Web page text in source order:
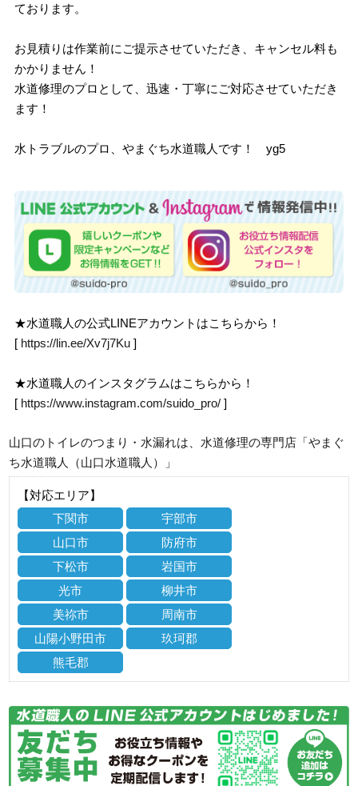
ております。
お見積りは作業前にご提示させていただき、キャンセル料も
かかりません！
水道修理のプロとして、迅速・丁寧にご対応させていただき
ます！
水トラブルのプロ、やまぐち水道職人です！ yg5
★水道職人の公式LINEアカウントはこちらから！
[ https://lin.ee/Xv7j7Ku ]
★水道職人のインスタグラムはこちらから！
[ https://www.instagram.com/suido_pro/ ]
山口のトイレのつまり・水漏れは、水道修理の専門店「やまぐ
ち水道職人（山口水道職人）」
【対応エリア】
下関市
宇部市
山口市
防府市
下松市
岩国市
光市
柳井市
美祢市
周南市
山陽小野田市
玖珂郡
熊毛郡